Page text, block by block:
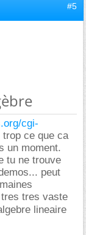
#5
cgi-
ce que ca
un moment.
tu ne trouve
peut
tres vaste
lineaire